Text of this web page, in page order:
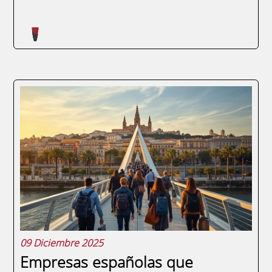
La red de contactos ENAE Alumni,
vinculada a la ENAE Business School, se
presenta como una herramienta
fundamental para los graduados que
buscan impulsar sus carreras tras
completar un máster. Este entorno no solo
facilita la creación de relaciones...
09 Diciembre 2025
Empresas españolas que